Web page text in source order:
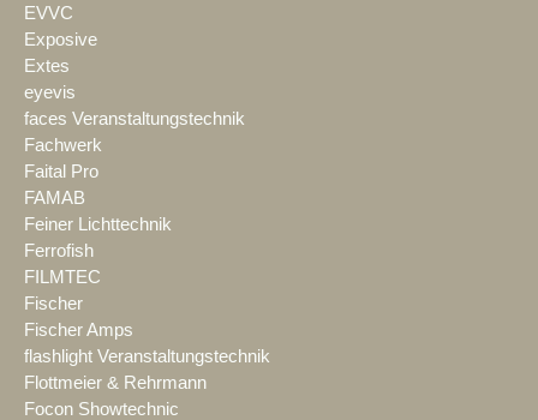
EVVC
Exposive
Extes
eyevis
faces Veranstaltungstechnik
Fachwerk
Faital Pro
FAMAB
Feiner Lichttechnik
Ferrofish
FILMTEC
Fischer
Fischer Amps
flashlight Veranstaltungstechnik
Flottmeier & Rehrmann
Focon Showtechnic